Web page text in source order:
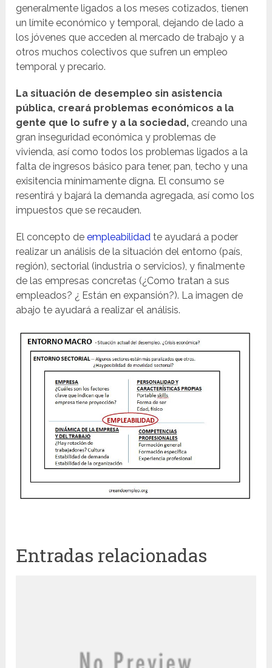
generalmente ligados a los meses cotizados, tienen
un límite económico y temporal, dejando de lado a
los jóvenes que acceden al mercado de trabajo y a
otros muchos colectivos que sufren un empleo
temporal y precario.
La situación de desempleo sin asistencia
pública, creará problemas económicos a la
gente que lo sufre y a la sociedad, creando una
gran inseguridad económica y problemas de
vivienda, así como todos los problemas ligados a la
falta de ingresos básico para tener, pan, techo y una
exisitencia mínimamente digna. El consumo se
resentirá y bajará la demanda agregada, así como los
impuestos que se recauden.
El concepto deempleabilidad te ayudará a poder
realizar un análisis de la situación del entorno (país,
región), sectorial (industria o servicios), y finalmente
de las empresas concretas (¿Como tratan a sus
empleados? ¿ Están en expansión?). La imagen de
abajo te ayudará a realizar el análisis.
Entradas relacionadas